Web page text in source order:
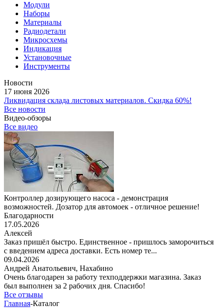
Модули
Наборы
Материалы
Радиодетали
Микросхемы
Индикация
Установочные
Инструменты
Новости
17 июня 2026
Ликвидация склада листовых материалов. Скидка 60%!
Все новости
Видео-обзоры
Все видео
Контроллер дозирующего насоса - демонстрация
возможностей. Дозатор для автомоек - отличное решение!
Благодарности
17.05.2026
Алексей
Заказ пришёл быстро. Единственное - пришлось заморочиться
с введением адреса доставки. Есть номер те...
09.04.2026
Андрей Анатольевич, Нахабино
Очень благодарен за работу техподдержки магазина. Заказ
был выполнен за 2 рабочих дня. Спасибо!
Все отзывы
Главная-Каталог